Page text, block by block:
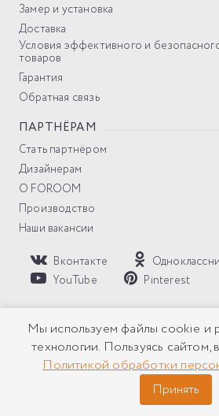
Замер и установка
Доставка
Условия эффективного и
товаров
Гарантия
Обратная связь
ПАРТНЁРАМ
Стать партнёром
Дизайнерам
О FOROOM
Производство
Наши вакансии
Вконтакте
YouTube
Pinterest
Политика компании в отношении
данных
Все права защищены © 2026
FOROOM ® Копирование и
разрешения
Мы используем файлы cookie и
технологии. Пользуясь сайтом,
Политикой обработки
Принять